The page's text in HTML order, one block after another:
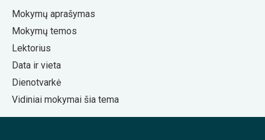
Mokymų aprašymas
Mokymų temos
Lektorius
Data ir vieta
Dienotvarkė
Vidiniai mokymai šia tema